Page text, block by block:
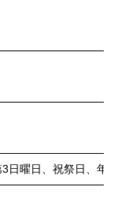
日曜日、祝祭日、年